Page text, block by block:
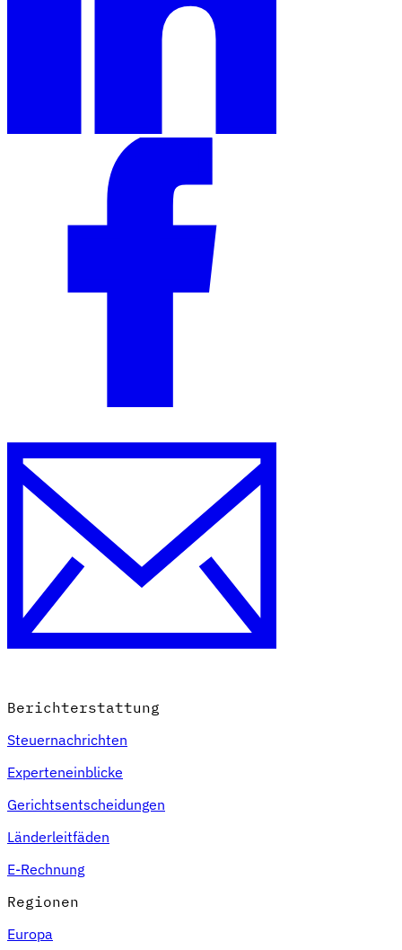
Berichterstattung
Steuernachrichten
Experteneinblicke
Gerichtsentscheidungen
Länderleitfäden
E-Rechnung
Regionen
Europa